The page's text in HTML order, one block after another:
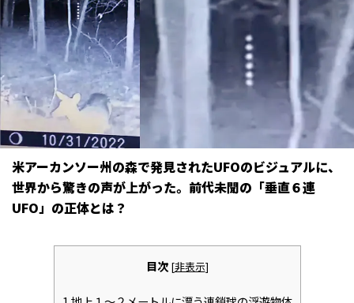
米アーカンソー州の森で発見されたUFOのビジュアルに、
世界から驚きの声が上がった。前代未聞の「垂直６連
UFO」の正体とは――？
目次 [非表示]